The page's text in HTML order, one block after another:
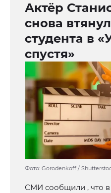
Актёр
снова
студента в
спустя»
Фото: Gorodenkoff /
СМИ сообщили , что